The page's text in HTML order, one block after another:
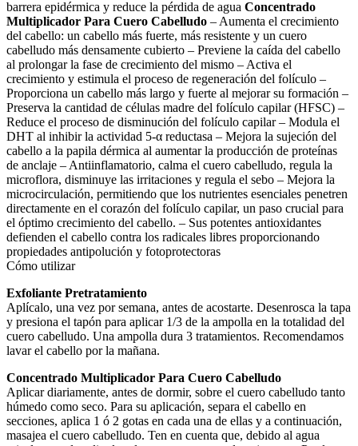
barrera epidérmica y reduce la pérdida de agua Concentrado
Multiplicador Para Cuero Cabelludo – Aumenta el crecimiento
del cabello: un cabello más fuerte, más resistente y un cuero
cabelludo más densamente cubierto – Previene la caída del cabello
al prolongar la fase de crecimiento del mismo – Activa el
crecimiento y estimula el proceso de regeneración del folículo –
Proporciona un cabello más largo y fuerte al mejorar su formación –
Preserva la cantidad de células madre del folículo capilar (HFSC) –
Reduce el proceso de disminución del folículo capilar – Modula el
DHT al inhibir la actividad 5-α reductasa – Mejora la sujeción del
cabello a la papila dérmica al aumentar la producción de proteínas
de anclaje – Antiinflamatorio, calma el cuero cabelludo, regula la
microflora, disminuye las irritaciones y regula el sebo – Mejora la
microcirculación, permitiendo que los nutrientes esenciales penetren
directamente en el corazón del folículo capilar, un paso crucial para
el óptimo crecimiento del cabello. – Sus potentes antioxidantes
defienden el cabello contra los radicales libres proporcionando
propiedades antipolución y fotoprotectoras
Cómo utilizar
Exfoliante Pretratamiento
Aplícalo, una vez por semana, antes de acostarte. Desenrosca la tapa
y presiona el tapón para aplicar 1/3 de la ampolla en la totalidad del
cuero cabelludo. Una ampolla dura 3 tratamientos. Recomendamos
lavar el cabello por la mañana.
Concentrado Multiplicador Para Cuero Cabelludo
Aplicar diariamente, antes de dormir, sobre el cuero cabelludo tanto
húmedo como seco. Para su aplicación, separa el cabello en
secciones, aplica 1 ó 2 gotas en cada una de ellas y a continuación,
masajea el cuero cabelludo. Ten en cuenta que, debido al agua